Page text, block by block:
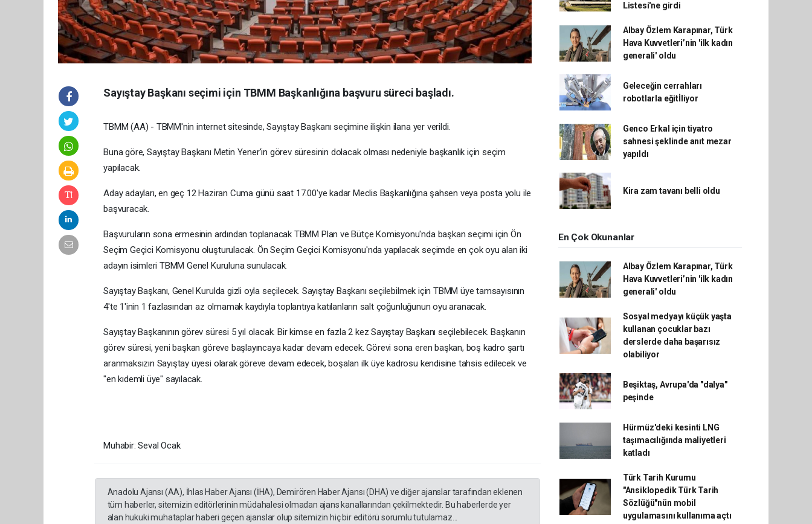
Sayıştay Başkanı seçimi için TBMM Başkanlığına başvuru süreci başladı.
TBMM (AA) - TBMM'nin internet sitesinde, Sayıştay Başkanı seçimine ilişkin ilana yer verildi.
Buna göre, Sayıştay Başkanı Metin Yener'in görev süresinin dolacak olması nedeniyle başkanlık için seçim
yapılacak.
Aday adayları, en geç 12 Haziran Cuma günü saat 17.00'ye kadar Meclis Başkanlığına şahsen veya posta yolu ile
başvuracak.
Başvuruların sona ermesinin ardından toplanacak TBMM Plan ve Bütçe Komisyonu'nda başkan seçimi için Ön
Seçim Geçici Komisyonu oluşturulacak. Ön Seçim Geçici Komisyonu'nda yapılacak seçimde en çok oyu alan iki
adayın isimleri TBMM Genel Kuruluna sunulacak.
Sayıştay Başkanı, Genel Kurulda gizli oyla seçilecek. Sayıştay Başkanı seçilebilmek için TBMM üye tamsayısının
4'te 1'inin 1 fazlasından az olmamak kaydıyla toplantıya katılanların salt çoğunluğunun oyu aranacak.
Sayıştay Başkanının görev süresi 5 yıl olacak. Bir kimse en fazla 2 kez Sayıştay Başkanı seçilebilecek. Başkanın
görev süresi, yeni başkan göreve başlayıncaya kadar devam edecek. Görevi sona eren başkan, boş kadro şartı
aranmaksızın Sayıştay üyesi olarak göreve devam edecek, boşalan ilk üye kadrosu kendisine tahsis edilecek ve
"en kıdemli üye" sayılacak.​​​​​​​​​​​​​​
Muhabir: Seval Ocak
Anadolu Ajansı (AA), İhlas Haber Ajansı (İHA), Demirören Haber Ajansı (DHA) ve diğer ajanslar tarafından eklenen
tüm haberler, sitemizin editörlerinin müdahalesi olmadan ajans kanallarından çekilmektedir. Bu haberlerde yer
alan hukuki muhataplar haberi geçen ajanslar olup sitemizin hiç bir editörü sorumlu tutulamaz...
Listesi'ne girdi
Albay Özlem Karapınar, Türk
Hava Kuvvetleri’nin 'ilk kadın
generali' oldu
Geleceğin cerrahları
robotlarla eğitİliyor
Genco Erkal için tiyatro
sahnesi şeklinde anıt mezar
yapıldı
Kira zam tavanı belli oldu
En Çok Okunanlar
Albay Özlem Karapınar, Türk
Hava Kuvvetleri’nin 'ilk kadın
generali' oldu
Sosyal medyayı küçük yaşta
kullanan çocuklar bazı
derslerde daha başarısız
olabiliyor
Beşiktaş, Avrupa'da "dalya"
peşinde
Hürmüz'deki kesinti LNG
taşımacılığında maliyetleri
katladı
Türk Tarih Kurumu
"Ansiklopedik Türk Tarih
Sözlüğü"nün mobil
uygulamasını kullanıma açtı